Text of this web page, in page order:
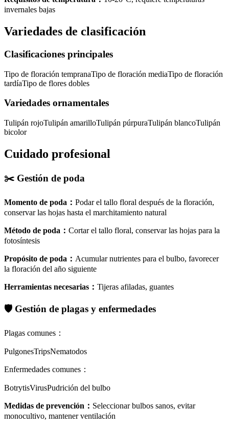
invernales bajas
Variedades de clasificación
Clasificaciones principales
Tipo de floración tempranaTipo de floración mediaTipo de floración
tardíaTipo de flores dobles
Variedades ornamentales
Tulipán rojoTulipán amarilloTulipán púrpuraTulipán blancoTulipán
bicolor
Cuidado profesional
✂️ Gestión de poda
Momento de poda ： Podar el tallo floral después de la floración,
conservar las hojas hasta el marchitamiento natural
Método de poda ： Cortar el tallo floral, conservar las hojas para la
fotosíntesis
Propósito de poda ： Acumular nutrientes para el bulbo, favorecer
la floración del año siguiente
Herramientas necesarias ： Tijeras afiladas, guantes
🛡️ Gestión de plagas y enfermedades
Plagas comunes ：
PulgonesTripsNematodos
Enfermedades comunes ：
BotrytisVirusPudrición del bulbo
Medidas de prevención ： Seleccionar bulbos sanos, evitar
monocultivo, mantener ventilación